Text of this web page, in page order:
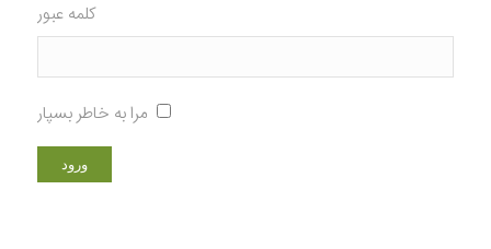
کلمه عبور
مرا به خاطر بسپار